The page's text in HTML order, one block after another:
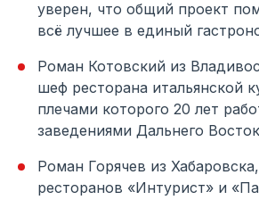
уверен, что общий проект
всё лучшее в единый
Роман Котовский из
шеф ресторана итальянской
плечами которого 20 лет
заведениями Дальнего
Роман Горячев из
ресторанов «Интурист» и